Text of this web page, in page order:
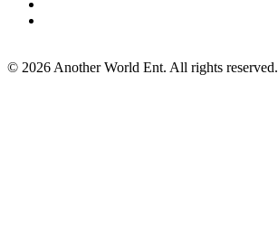
© 2026 Another World Ent. All rights reserved.